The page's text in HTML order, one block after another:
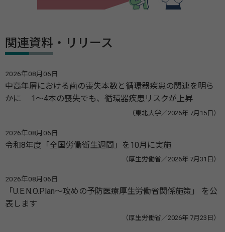
関連資料・リリース
2026年08月06日
中高年層における歯の喪失本数と循環器疾患の関連を明ら
かに 1～4本の喪失でも、循環器疾患リスクが上昇
（東北大学／2026年 7月15日）
2026年08月06日
令和8年度「全国労働衛生週間」を10月に実施
（厚生労働省／2026年 7月31日）
2026年08月06日
「U.E.N.O.Plan～攻めの予防医療厚生労働省関係施策」 を公
表します
（厚生労働省／2026年 7月23日）